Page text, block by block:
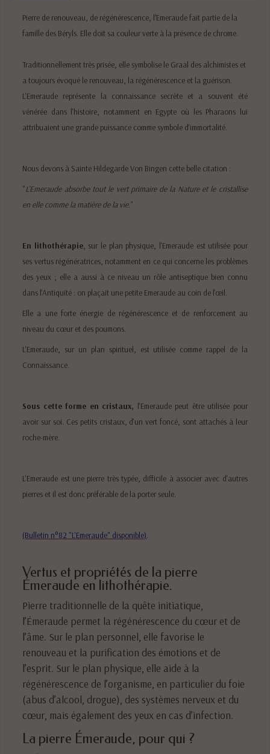
Pierre de renouveau, de régénérescence, l’Emeraude fait partie de la
famille des Béryls. Elle doit sa couleur verte à la présence de chrome.
Traditionnellement très prisée, elle symbolise le Graal des alchimistes et
a toujours évoqué le renouveau, la régénérescence et la guérison.
L'Emeraude représente la connaissance secrète et a souvent été
vénérée dans l'histoire, notamment en Egypte où les Pharaons lui
attribuaient une grande puissance comme symbole d'immortalité.
Nous devons à Sainte Hildegarde Von Bingen cette belle citation :
"L'Emeraude absorbe tout le vert primaire de la Nature et le cristallise
en elle comme la matière de la vie."
En lithothérapie, sur le plan physique, l'Emeraude est utilisée pour
ses vertus régénératrices, notamment en ce qui concerne les problèmes
des yeux ; elle a aussi à ce niveau un rôle antiseptique bien connu
dans l'Antiquité : on plaçait une petite Emeraude au coin de l'œil.
Elle a une forte énergie de régénérescence et de renforcement au
niveau du cœur et des poumons.
L'Emeraude, sur un plan spirituel, est utilisée comme rappel de la
Connaissance.
Sous cette forme en cristaux, l'Emeraude peut être utilisée pour
avoir sur soi. Ces petits cristaux, d'un vert foncé, sont attachés à leur
roche-mère.
L'Emeraude est une pierre très typée, difficile à associer avec d'autres
pierres et il est donc préférable de la porter seule.
(Bulletin n°82 "L'Emeraude" disponible)
Vertus et propriétés de la pierre
Émeraude en lithothérapie.
Pierre traditionnelle de la quête initiatique,
l’Émeraude permet la régénérescence du cœur et de
l’âme. Sur le plan personnel, elle favorise le
renouveau et la purification des émotions et de
l’esprit. Sur le plan physique, elle aide à la
régénérescence de l’organisme, en particulier du foie
(abus d’alcool, drogue), des systèmes nerveux et du
cœur, mais également des yeux en cas d’infection.
La pierre Émeraude, pour qui ?